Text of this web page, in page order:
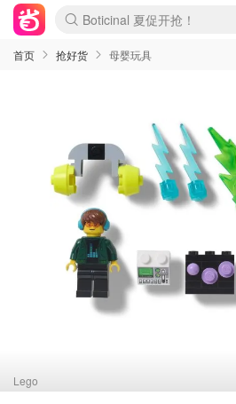
Boticinal 夏促开抢！
4折！lulu周四疯狂上新
速领！Stanley独家85折
Zalando 奥莱闪促！每日更新
首页 抢好货 母婴玩具
Lego